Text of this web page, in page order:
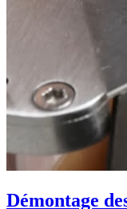
Démontage